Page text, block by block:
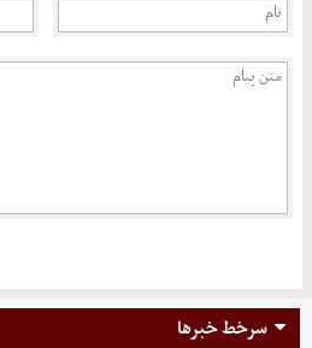
سرخط خبرها